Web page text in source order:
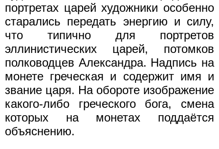
портретах царей художники особенно
старались передать энергию и силу,
что типично для портретов
эллинистических царей, потомков
полководцев Александра. Надпись на
монете греческая и содержит имя и
звание царя. На обороте изображение
какого-либо греческого бога, смена
которых на монетах поддаётся
объяснению.